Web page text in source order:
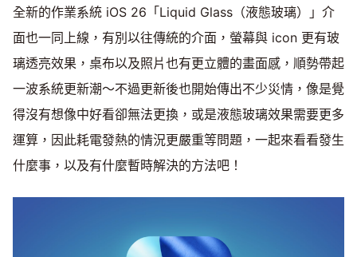
全新的作業系統 iOS 26「Liquid Glass（液態玻璃）」介
面也一同上線，有別以往傳統的介面，螢幕與 icon 更有玻
璃透亮效果，桌布以及照片也有更立體的畫面感，順勢帶起
一波系統更新潮～不過更新後也開始傳出不少災情，像是覺
得沒有想像中好看卻無法更換，或是液態玻璃效果需要更多
運算，因此耗電發熱的情況更嚴重等問題，一起來看看發生
什麼事，以及有什麼暫時解決的方法吧！